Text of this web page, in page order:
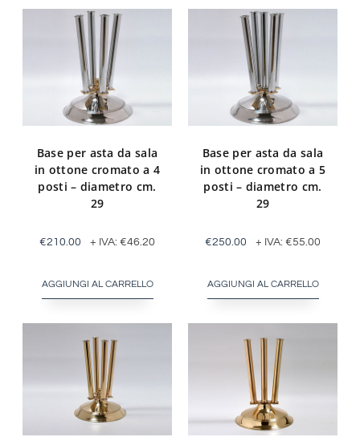
Base per asta da sala
in ottone cromato a 4
posti – diametro cm.
29
€210.00 + IVA: €46.20
AGGIUNGI AL CARRELLO
Base per asta da sala
in ottone cromato a 5
posti – diametro cm.
29
€250.00 + IVA: €55.00
AGGIUNGI AL CARRELLO